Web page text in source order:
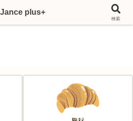
～フランス移住応援サイト～
Jance plus+
検索